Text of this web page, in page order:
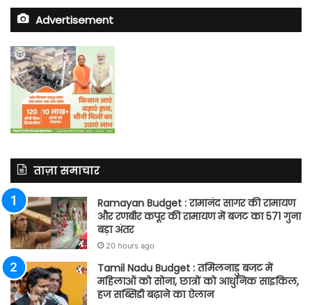
Advertisement
ताज़ा समाचार
Ramayan Budget : रामानंद सागर की रामायण
और रणबीर कपूर की रामायण में बजट का 571 गुना
बड़ा अंतर
20 hours ago
Tamil Nadu Budget : तमिलनाडु बजट में
महिलाओं को सोना, छात्रों को आधुनिक साइकिल,
हज सब्सिडी बढ़ाने का ऐलान